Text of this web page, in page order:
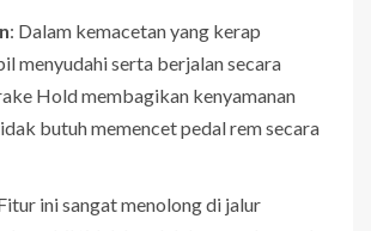
: Dalam kemacetan yang kerap
menyudahi serta berjalan secara
Hold membagikan kenyamanan
butuh memencet pedal rem secara
ini sangat menolong di jalur